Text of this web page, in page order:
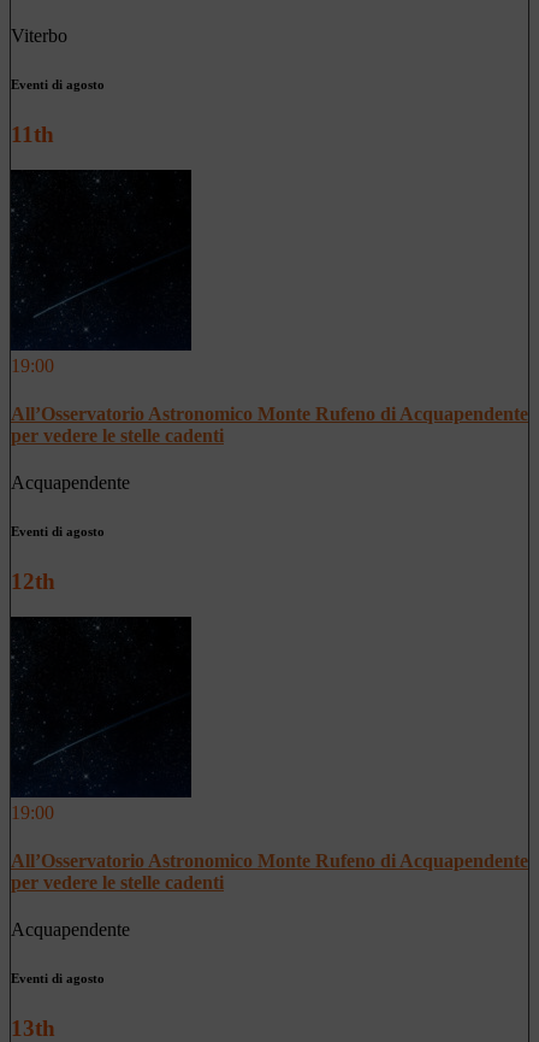
Viterbo
Eventi di agosto
11th
19:00
All’Osservatorio Astronomico Monte Rufeno di Acquapendente
per vedere le stelle cadenti
Acquapendente
Eventi di agosto
12th
19:00
All’Osservatorio Astronomico Monte Rufeno di Acquapendente
per vedere le stelle cadenti
Acquapendente
Eventi di agosto
13th